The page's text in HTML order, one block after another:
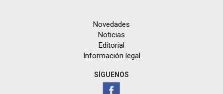
Novedades
Noticias
Editorial
Información legal
SÍGUENOS